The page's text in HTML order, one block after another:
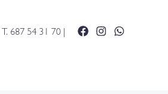
687 54 31 70